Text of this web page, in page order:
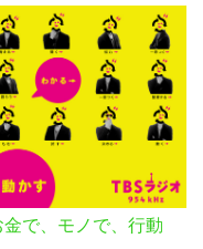
金で、モノで、行動